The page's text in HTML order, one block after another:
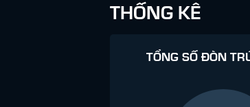
THỐNG KÊ
TỔNG SỐ ĐÒN